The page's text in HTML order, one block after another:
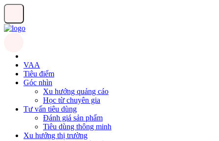
VAA
Tiêu điểm
Góc nhìn
Xu hướng quảng cáo
Học từ chuyên gia
Tư vấn tiêu dùng
Đánh giá sản phẩm
Tiêu dùng thông minh
Xu hướng thị trường